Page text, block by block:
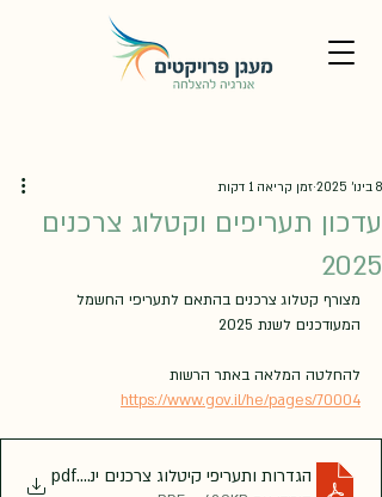
עדכון תעריפים וקטלוג צרכנים
2025
8 בינו׳ 2025 זמן קריאה 1 דקות
מצורף קטלוג צרכנים בהתאם לתעריפי החשמל
המעודכנים לשנת 2025
להחלטה המלאה באתר הרשות
https://www.gov.il/he/pages/70004
הגדרות ותעריפי קיטלוג צרכנים ינואר 2025
.pdf